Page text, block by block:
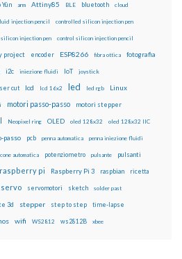
arm Attiny85 BLE bluetooth cloud
injection pencil controlled silicon injection pen
injection pen control silicon injection pencil
project encoder ESP8266 fibra ottica fotografia
i2c iniezione fluidi IoT joystick
cut lcd lcd 16x2 led led rgb Linux
motori passo-passo motori stepper
Neopixel ring OLED oled 128x32 oled 128x32 IIC
passo pcb penna automatica penna iniezione fluidi
automatica potenziometro pulsante pulsanti
raspberry pi Raspberry Pi 3 raspbian ricetta
servo servomotori sketch solder past
3d stepper step to step time-lapse
wifi WS2812 ws2812B xbee